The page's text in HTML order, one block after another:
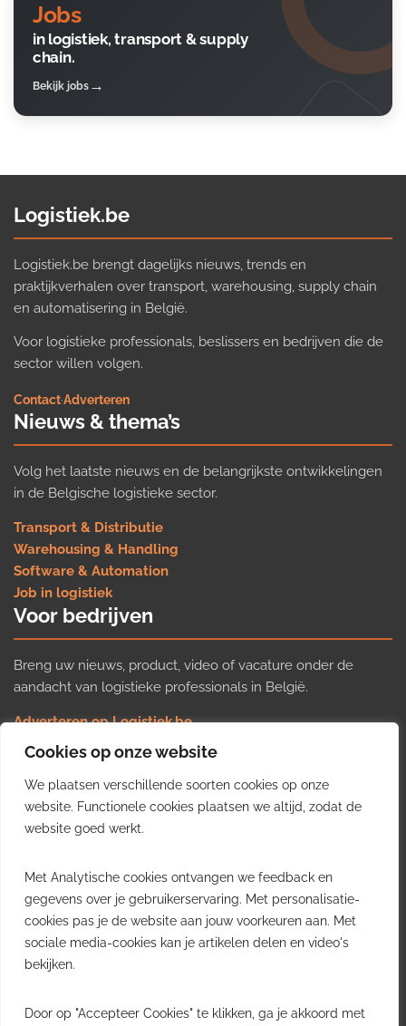
Cookies op onze website
We plaatsen verschillende soorten cookies op onze
website. Functionele cookies plaatsen we altijd, zodat de
website goed werkt.
Met Analytische cookies ontvangen we feedback en
gegevens over je gebruikerservaring. Met personalisatie-
cookies pas je de website aan jouw voorkeuren aan. Met
sociale media-cookies kan je artikelen delen en video's
bekijken.
Door op "Accepteer Cookies" te klikken, ga je akkoord met
Jobs
in logistiek, transport & supply
chain.
Bekijk jobs
Logistiek.be
Logistiek.be brengt dagelijks nieuws, trends en
praktijkverhalen over transport, warehousing, supply chain
en automatisering in België.
Voor logistieke professionals, beslissers en bedrijven die de
sector willen volgen.
Contact·Adverteren
Nieuws & thema’s
Volg het laatste nieuws en de belangrijkste ontwikkelingen
in de Belgische logistieke sector.
Transport & Distributie
Warehousing & Handling
Software & Automation
Job in logistiek
Voor bedrijven
Breng uw nieuws, product, video of vacature onder de
aandacht van logistieke professionals in België.
Adverteren op Logistiek.be
Nieuws insturen
Uw video op Logistiek.TV
Job plaatsen
Gratis wekelijkse update
inzichten uit de Belgische logistieke sector in uw inbox.
Ontvang je gratis
wekelijkse update
Uitschrijven kan altijd.